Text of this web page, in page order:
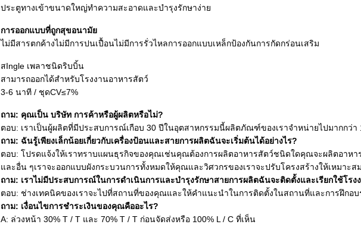
ประตูทางเข้าขนาดใหญ่ทำความสะอาดและบำรุงรักษาง่าย
การออกแบบที่ถูกสุขอนามัย
ไม่มีสารตกค้างไม่มีการปนเปื้อนไม่มีการรั่วไหลการออกแบบเหล็กป้องกันการกัดกร่อนเสริม
สIngle เพลาชนิดริบบิ้น
สามารถออกได้สำหรับโรงงานอาหารสัตว์
3-6 นาที / ชุดCV≤7%
ถาม: คุณเป็น บริษัท การค้าหรือผู้ผลิตหรือไม่?
ตอบ: เราเป็นผู้ผลิตที่มีประสบการณ์เกือบ 30 ปีในอุตสาหกรรมนี้ผลิตภัณฑ์ของเราจำหน่ายไปมากกว่า
ถาม: ฉันรู้เพียงเล็กน้อยเกี่ยวกับเครื่องป้อนและสายการผลิตฉันจะเริ่มต้นได้อย่างไร?
ตอบ: โปรดแจ้งให้เราทราบแผนธุรกิจของคุณเช่นคุณต้องการผลิตอาหารสัตว์ชนิดใดคุณจะผลิตอาห
และอื่น ๆเราจะออกแบบผังกระบวนการทั้งหมดให้คุณและวิศวกรของเราจะปรับโครงสร้างให้เหมาะ
ถาม: เราไม่มีประสบการณ์ในการดำเนินการและบำรุงรักษาสายการผลิตฉันจะติดตั้งและเรียกใช้โรง
ตอบ: ช่างเทคนิคของเราจะไปที่สถานที่ของคุณและให้คำแนะนำในการติดตั้งในสถานที่และการฝึกอบ
ถาม: เงื่อนไขการชำระเงินของคุณคืออะไร?
A: ล่วงหน้า 30% T / T และ 70% T / T ก่อนจัดส่งหรือ 100% L / C ที่เห็น